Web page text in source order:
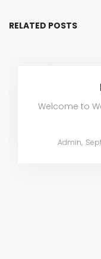
RELATED POSTS
Welcome to
byAdmin